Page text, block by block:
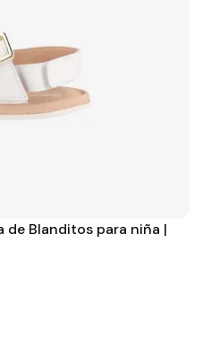
de Blanditos para niña |